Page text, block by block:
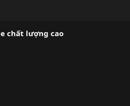
chất lượng cao